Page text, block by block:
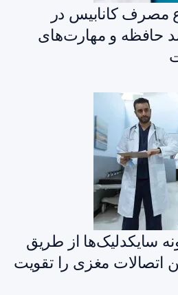
مصرف کانابیس در
حافظه و مهارت‌های
سایکدلیک‌ها از طریق
اتصالات مغزی را تقویت